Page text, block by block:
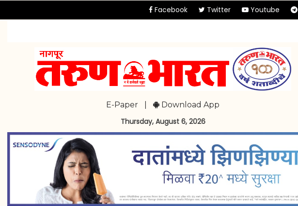
Facebook Twitter Youtube
E-Paper Download App
Thursday, August 6, 2026